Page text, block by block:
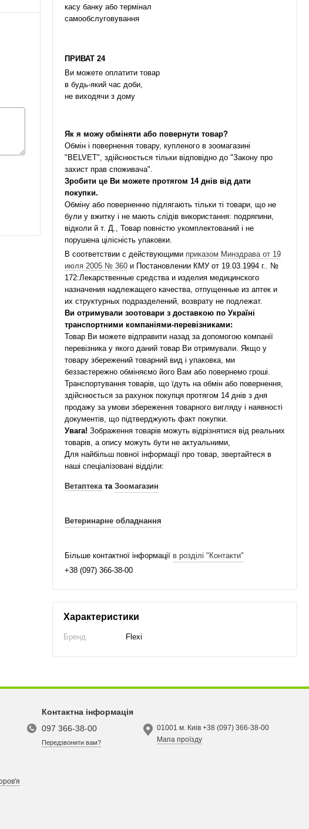
касу банку або термінал
самообслуговування
ПРИВАТ 24
Ви можете оплатити товар
в будь-який час доби,
не виходячи з дому
Як я можу обміняти або повернути товар?
Обмін і повернення товару, купленого в зоомагазині
"BELVET", здійснюється тільки відповідно до "Закону про
захист прав споживача".
Зробити це Ви можете протягом 14 днів від дати
покупки.
Обміну або поверненню підлягають тільки ті товари, що не
були у вжитку і не мають слідів використання: подряпини,
відколи й т. Д., Товар повністю укомплектований і не
порушена цілісність упаковки.
В соответствии с действующими приказом Минздрава от 19
июля 2005 № 360и Постановлении КМУ от 19.03.1994 г.. №
172:Лекарственные средства и изделия медицинского
назначения надлежащего качества, отпущенные из аптек и
их структурных подразделений, возврату не подлежат.
Ви отримували зоотовари з доставкою по Україні
транспортними компаніями-перевізниками:
Товар Ви можете відправити назад за допомогою компанії
перевізника у якого даний товар Ви отримували. Якщо у
товару збережений товарний вид і упаковка, ми
беззастережно обміняємо його Вам або повернемо гроші.
Транспортування товарів, що їдуть на обмін або повернення,
здійснюється за рахунок покупця протягом 14 днів з дня
продажу за умови збереження товарного вигляду і наявності
документів, що підтверджують факт покупки.
Увага! Зображення товарів можуть відрізнятися від реальних
товарів, а опису можуть бути не актуальними,
Для найбільш повної інформації про товар, звертайтеся в
наші спеціалізовані відділи:
Ветаптеката Зоомагазин
Ветеринарне обладнання
Більше контактної інформації в розділі "Контакти"
+38 (097) 366-38-00
Характеристики
Бренд Flexi
Контактна інформація
097 366-38-00
Передзвонити вам?
01001 м. Киів +38 (097) 366-38-00
Мапа проїзду